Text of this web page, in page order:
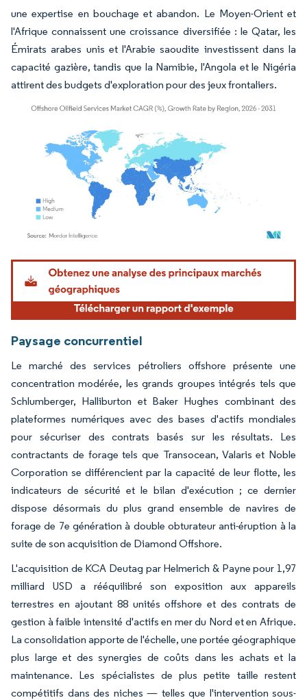
une expertise en bouchage et abandon. Le Moyen-Orient et
l'Afrique connaissent une croissance diversifiée : le Qatar, les
Émirats arabes unis et l'Arabie saoudite investissent dans la
capacité gazière, tandis que la Namibie, l'Angola et le Nigéria
attirent des budgets d'exploration pour des jeux frontaliers.
Image © Mordor Intelligence. La réutilisation nécessite une attribution sous CC BY
Paysage concurrentiel
Le marché des services pétroliers offshore présente une
concentration modérée, les grands groupes intégrés tels que
Schlumberger, Halliburton et Baker Hughes combinant des
plateformes numériques avec des bases d'actifs mondiales
pour sécuriser des contrats basés sur les résultats. Les
contractants de forage tels que Transocean, Valaris et Noble
Corporation se différencient par la capacité de leur flotte, les
indicateurs de sécurité et le bilan d'exécution ; ce dernier
dispose désormais du plus grand ensemble de navires de
forage de 7e génération à double obturateur anti-éruption à la
suite de son acquisition de Diamond Offshore.
L'acquisition de KCA Deutag par Helmerich & Payne pour 1,97
milliard USD a rééquilibré son exposition aux appareils
terrestres en ajoutant 88 unités offshore et des contrats de
gestion à faible intensité d'actifs en mer du Nord et en Afrique.
La consolidation apporte de l'échelle, une portée géographique
plus large et des synergies de coûts dans les achats et la
maintenance. Les spécialistes de plus petite taille restent
compétitifs dans des niches — telles que l'intervention sous-